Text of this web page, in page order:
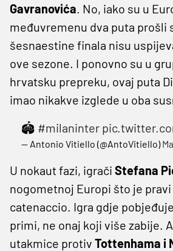
Gavranovića. No, iako su u
međuvremenu dva puta prošli
šesnaestine finala nisu
ove sezone. I ponovno su u
hrvatsku prepreku, ovaj puta
imao nikakve izglede u oba
🏟️ #milaninter
— Antonio Vitiello (@AntoVitiello)
U nokaut fazi, igrači Stefana
nogometnoj Europi što je
catenaccio. Igra gdje
primi, ne onaj koji više zabije.
utakmice protiv Tottenhama i